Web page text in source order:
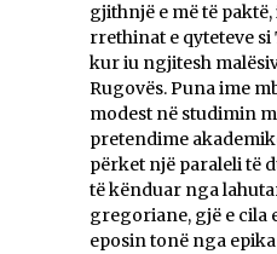
gjithnjë e më të
rrethinat e qyteteve si
kur iu ngjitesh
Rugovës. Puna ime
modest në studimin
pretendime
përket një paraleli të
të kënduar nga
gregoriane, gjë e cila
eposin tonë nga epika